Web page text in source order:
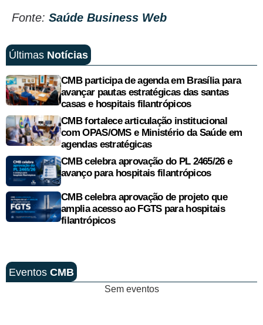
Fonte: Saúde Business Web
Últimas Notícias
CMB participa de agenda em Brasília para
avançar pautas estratégicas das santas
casas e hospitais filantrópicos
CMB fortalece articulação institucional
com OPAS/OMS e Ministério da Saúde em
agendas estratégicas
CMB celebra aprovação do PL 2465/26 e
avanço para hospitais filantrópicos
CMB celebra aprovação de projeto que
amplia acesso ao FGTS para hospitais
filantrópicos
Eventos CMB
Sem eventos